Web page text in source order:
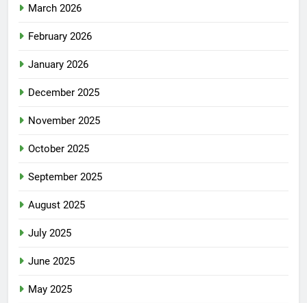
March 2026
February 2026
January 2026
December 2025
November 2025
October 2025
September 2025
August 2025
July 2025
June 2025
May 2025